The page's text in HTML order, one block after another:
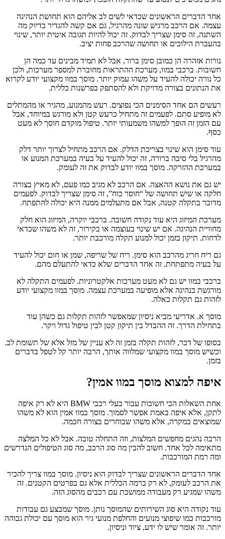
אחד הדברים הראשונים שכדאי לשים לב אליהם הוא תחושת הנהיגה
עצמה. אם הרכב מרגיש שונה מהרגיל, גם אם קשה להגדיר בדיוק מה
השתנה, זה סימן שצריך לבדוק. זה יכול להיות תגובה איטית יותר, שינוי
בהעברת הילוכים או תחושה שהרכב פחות יציב.
נורות אזהרה הן כמובן סימן ברור, אבל לא תמיד מבינים עד כמה הן
חשובות. ברכבי במוו, מערכת ההתראות מחוברת למספר מערכות, ולכן
כל נורה יכולה להעיד על משהו עמוק יותר. מוסך במוו מקצועי יודע לקרוא
את הנתונים בצורה מדויקת ולא להסתפק בפרשנות כללית.
רעשים הם אחד הסימנים הכי נפוצים. רעש מהמנוע, מהגיר או מהמתלים
לא מופיע סתם. לפעמים זה מתחיל כרעש קטן ולא מורגש במיוחד, אבל
עם הזמן זה הופך למשהו משמעותי יותר. טיפול מוקדם חוסך לא מעט
כסף.
עוד סימן הוא שינוי בצריכת הדלק. אם הרכב מתחיל לצרוך יותר דלק
מהרגיל בלי סיבה ברורה, זה יכול להעיד על בעיה במערכת המנוע או
במערכת ההזרקה. מוסך במוו יודע לבדוק את זה לעומק.
יש גם את נושא ההאצה. אם הרכב לא מגיב כמו פעם, לא מאיץ בצורה
חלקה או שיש תחושה של “חוסר כוח”, זה סימן שצריך לבדוק. לפעמים
מדובר בתקלה קטנה, אבל אם מתעלמים ממנה היא יכולה להתפתח.
מערכת המיזוג היא עוד נקודה חשובה. ברכבי יוקרה, המיזוג הוא חלק
מחוויית הנהיגה. אם יש שינוי בעוצמה או בקירור, זה לא משהו שכדאי
לדחות. תיקון בזמן יכול למנוע תקלה מורכבת יותר.
גם ריח חריג מהרכב הוא סימן. ריח של שריפה, שמן או חום יכול להעיד
על בעיה מתפתחת. זה אחד הדברים שלא כדאי להתעלם מהם.
ברכבי במוו יש גם לא מעט מערכות אלקטרוניות. לפעמים התקלה לא
מורגשת בנהיגה אלא מופיעה במערכת עצמה. מוסך במוו מקצועי יודע
לזהות גם תקלות כאלה.
מוסך א. אדריעי מביא ניסיון שמאפשר לזהות תקלות גם כשהן עוד
בתחילת הדרך. זה ההבדל בין תיקון קטן לבין טיפול גדול ויקר.
בסופו של דבר, לזהות תקלה בזמן זה לא עניין של מזל אלא של תשומת לב.
וכשיש מוסך במוו מקצועי שמלווה אותך, הרבה יותר קל לטפל בדברים
בזמן.
איפה למצוא מוסך במוו אמין?
אחת השאלות הכי חשובות עבור בעלי רכבי BMW היא לא רק איפה
לתקן, אלא איפה באמת אפשר לסמוך. מוסך במוו אמין הוא לא משהו
שמוצאים במקרה, אלא משהו שבוחרים בצורה חכמה.
הרבה נהגים מחפשים המלצות, וזה התחלה טובה. אבל לא כל המלצה
מתאימה לכל אחד. חשוב להבין מה סוג הרכב, מה סוג הטיפולים הנדרשים
ומה רמת המורכבות.
אחד הדברים הראשונים שצריך לבדוק הוא ניסיון. מוסך במוו צריך להכיר
את הרכב לעומק, לא רק ברמה הכללית אלא גם בפרטים הקטנים. זה
משהו שמגיע רק מעבודה ממושכת עם רכבים מהסוג הזה.
עוד נקודה היא סוג השירותים שהמוסך נותן. מוסך שמבצע גם עבודות
מורכבות כמו שיפוצי מנועים והחלפת מנועי גיר הוא מוסך עם יכולת גבוהה
יותר. זה אומר שיש לו ידע, ציוד וניסיון.